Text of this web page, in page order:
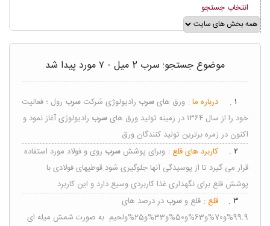
انتخاب جستجو
موضوع جستجو: سرب 2 میل - ۷ مورد پیدا شد
۱ . درباره ما : ورق هایسرب رادیولوژی شرکت سرب رول ؛ فعالیت
خود را از سال ۱۳۶۴ در زمینه تولید ورق های
سرب رادیولوژی آغاز نمود و
اکنون در زمره برترین تولید کنندگان ورق
۲ .
کاربرد های قلع : وبرای پوشش سرب روی و فولاد مورد استفاده
قرار می گیرد تا از پوسیدگی آنها جلوگیری شود.قوطیهای فولادی با
پوشش قلع برای نگهداری غذا کاربردی وسیع دارد و این کاربرد
۳ .
قلع : قلع و سرب در درصد های
99.9%و70%و63%و50%و33%و25%ولحیم به صورت شمش میله ای